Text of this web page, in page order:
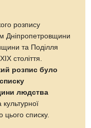
розпису
Дніпропетровщини
та Поділля
століття.
розпис було
людства
списку.